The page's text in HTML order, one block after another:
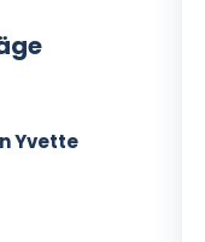
Yvette